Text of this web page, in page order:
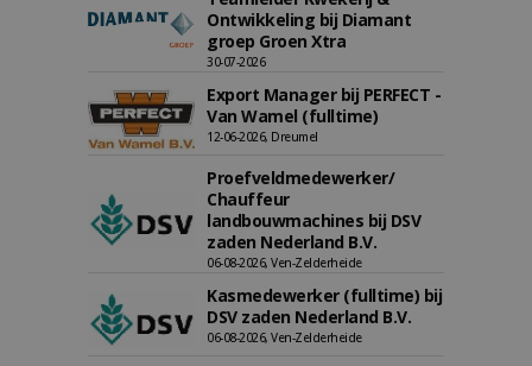
Ontwikkeling bij Diamant
groep Groen Xtra
30-07-2026
Export Manager bij PERFECT -
Van Wamel (fulltime)
12-06-2026, Dreumel
Proefveldmedewerker/
Chauffeur
landbouwmachines bij DSV
zaden Nederland B.V.
06-08-2026, Ven-Zelderheide
Kasmedewerker (fulltime) bij
DSV zaden Nederland B.V.
06-08-2026, Ven-Zelderheide